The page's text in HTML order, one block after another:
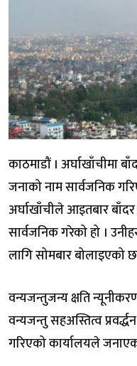
काठमाडौं । अर्घाखाँचीमा
जनाको नाम सार्वजनिक
अर्घाखाँचीले आइतबार
सार्वजनिक गरेको हो ।
लागि सोमबार बोलाइएको
वन्यजन्तुजन्य क्षति
वन्यजन्तु सहअस्तित्व
गरिएको कार्यालयले